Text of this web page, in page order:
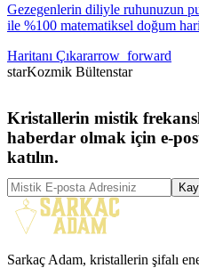
Gezegenlerin diliyle ruhunuzun
ile %100 matematiksel doğum
Haritanı Çıkararrow_forward
starKozmik Bültenstar
Kristallerin mistik
haberdar olmak için e-
katılın.
Sarkaç Adam, kristallerin şifalı